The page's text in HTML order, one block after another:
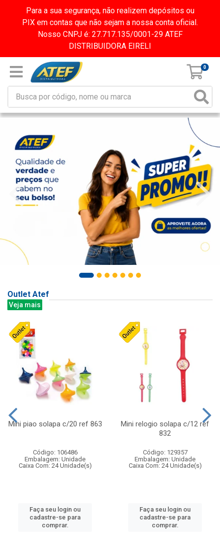
Para a sua segurança, não realizem depósitos ou
PIX em contas que não sejam a nossa conta oficial.
Nosso CNPJ é: 27.717.135/0001-29 ATEF
DISTRIBUIDORA EIRELI
0
Outlet Atef
Veja mais
Mini piao solapa c/20 ref 863
Código: 106486
Embalagem: Unidade
Caixa Com: 24 Unidade(s)
Faça seu login ou
cadastre-se para
comprar.
Mini relogio solapa c/12 ref
832
Código: 129357
Embalagem: Unidade
Caixa Com: 24 Unidade(s)
Faça seu login ou
cadastre-se para
comprar.